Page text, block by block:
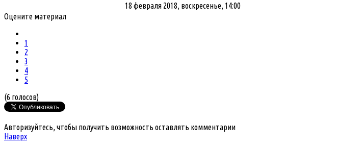
18 февраля 2018, воскресенье, 14:00
Оцените материал
1
2
3
4
5
(6 голосов)
Авторизуйтесь, чтобы получить возможность оставлять комментарии
Наверх